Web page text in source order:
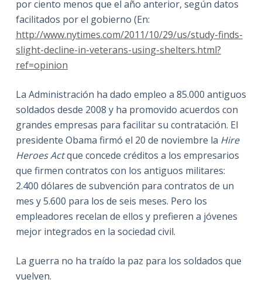
por ciento menos que el año anterior, según datos
facilitados por el gobierno (En:
http://www.nytimes.com/2011/10/29/us/study-finds-
slight-decline-in-veterans-using-shelters.html?
ref=opinion
La Administración ha dado empleo a 85.000 antiguos
soldados desde 2008 y ha promovido acuerdos con
grandes empresas para facilitar su contratación. El
presidente Obama firmó el 20 de noviembre la Hire
Heroes Actque concede créditos a los empresarios
que firmen contratos con los antiguos militares:
2.400 dólares de subvención para contratos de un
mes y 5.600 para los de seis meses. Pero los
empleadores recelan de ellos y prefieren a jóvenes
mejor integrados en la sociedad civil.
La guerra no ha traído la paz para los soldados que
vuelven.